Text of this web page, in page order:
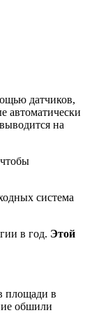
датчиков,
автоматически
на
система
в год. Этой
площади в
обшили